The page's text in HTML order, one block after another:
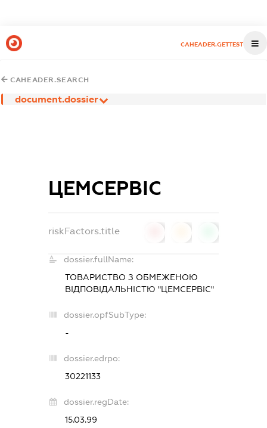
CAHEADER.GETTEST
CAHEADER.SEARCH
document.dossier
ЦЕМСЕРВІС
riskFactors.title
dossier.fullName:
ТОВАРИСТВО З ОБМЕЖЕНОЮ
ВІДПОВІДАЛЬНІСТЮ "ЦЕМСЕРВІС"
dossier.opfSubType:
-
dossier.edrpo:
30221133
dossier.regDate:
15.03.99